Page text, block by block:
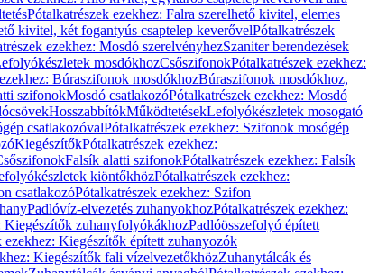
Pótalkatrészek ezekhez: Falra szerelhető kivitel, elemes
kivitel, két fogantyús csaptelep keverővelPótalkatrészek
ezekhez: Mosdó szerelvényhezSzaniter berendezések
mosdókhozCsőszifonokPótalkatrészek ezekhez:
Búraszifonok mosdókhozBúraszifonok mosdókhoz,
szifonokMosdó csatlakozóPótalkatrészek ezekhez: Mosdó
HosszabbítókMűködtetésekLefolyókészletek mosogató
csatlakozóvalPótalkatrészek ezekhez: Szifonok mosógép
KiegészítőkPótalkatrészek ezekhez:
Falsík alatti szifonokPótalkatrészek ezekhez: Falsík
kiöntőkhözPótalkatrészek ezekhez:
csatlakozóPótalkatrészek ezekhez: Szifon
Padlóvíz-elvezetés zuhanyokhozPótalkatrészek ezekhez:
Kiegészítők zuhanyfolyókákhozPadlóösszefolyó épített
ezekhez: Kiegészítők épített zuhanyozók
Kiegészítők fali vízelvezetőkhözZuhanytálcák és